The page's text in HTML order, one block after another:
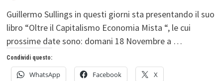
Guillermo Sullings in questi giorni sta presentando il suo
libro “Oltre il Capitalismo Economia Mista “, le cui
prossime date sono: domani 18 Novembre a …
Condividi questo:
WhatsApp Facebook X